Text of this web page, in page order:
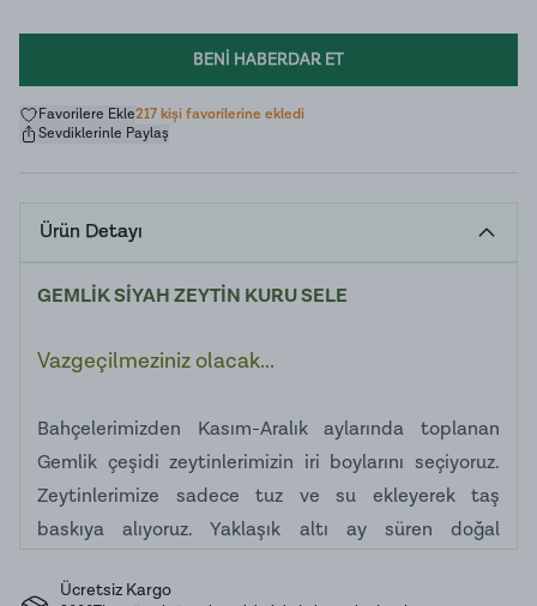
BENİ HABERDAR ET
Favorilere Ekle217 kişi favorilerine ekledi
Sevdiklerinle Paylaş
Ürün Detayı
GEMLİK SİYAH ZEYTİN KURU SELE
Vazgeçilmeziniz olacak...
Bahçelerimizden Kasım-Aralık aylarında toplanan
Gemlik çeşidi zeytinlerimizin iri boylarını seçiyoruz.
Zeytinlerimize sadece tuz ve su ekleyerek taş
baskıya alıyoruz. Yaklaşık altı ay süren doğal
maddesi ve kimyasal kullanmadan tamamen natürel
Ücretsiz Kargo